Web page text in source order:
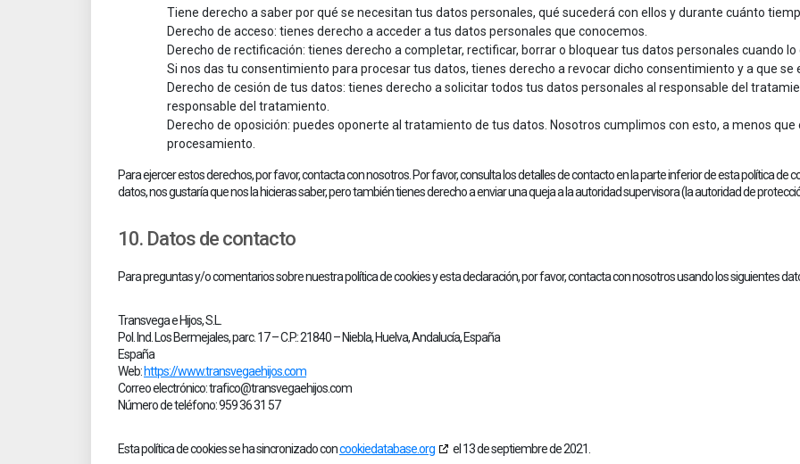
Tiene derecho a saber por qué se necesitan tus datos personales, qué sucederá con ellos y durante cuánto
Derecho de acceso: tienes derecho a acceder a tus datos personales que conocemos.
Derecho de rectificación: tienes derecho a completar, rectificar, borrar o bloquear tus datos personales cuando lo
Si nos das tu consentimiento para procesar tus datos, tienes derecho a revocar dicho consentimiento y a que se
Derecho de cesión de tus datos: tienes derecho a solicitar todos tus datos personales al responsable del
responsable del tratamiento.
Derecho de oposición: puedes oponerte al tratamiento de tus datos. Nosotros cumplimos con esto, a menos
procesamiento.
Para ejercer estos derechos, por favor, contacta con nosotros. Por favor, consulta los detalles de contacto en la parte inferior de esta política de
datos, nos gustaría que nos la hicieras saber, pero también tienes derecho a enviar una queja a la autoridad supervisora (la autoridad de
10. Datos de contacto
Para preguntas y/o comentarios sobre nuestra política de cookies y esta declaración, por favor, contacta con nosotros usando los siguientes
Transvega e Hijos, S.L.
Pol. Ind. Los Bermejales, parc. 17 – C.P.: 21840 – Niebla, Huelva, Andalucía, España
España
Web: https://www.transvegaehijos.com
Correo electrónico:trafico@transvegaehijos.com
Número de teléfono: 959 36 31 57
Esta política de cookies se ha sincronizado concookiedatabase.org el 13 de septiembre de 2021.